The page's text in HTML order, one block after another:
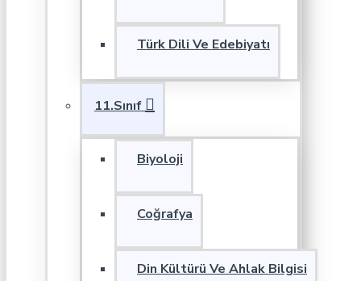
Türk Dili Ve Edebiyatı
11.Sınıf
Biyoloji
Coğrafya
Din Kültürü Ve Ahlak Bilgisi